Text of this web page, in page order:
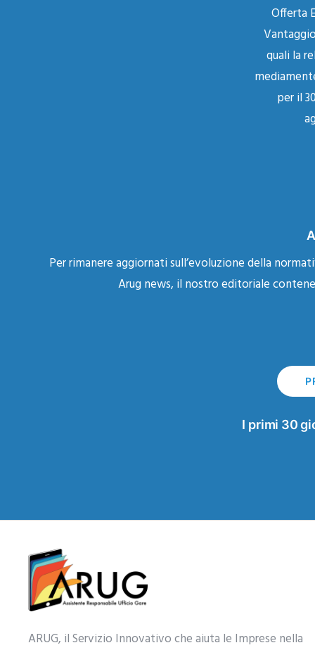
Offerta
quali la
per il
Per rimanere aggiornati sull’evoluzione della
Arug news, il nostro editoriale
I primi 30
ARUG, il Servizio Innovativo che aiuta le Imprese nella